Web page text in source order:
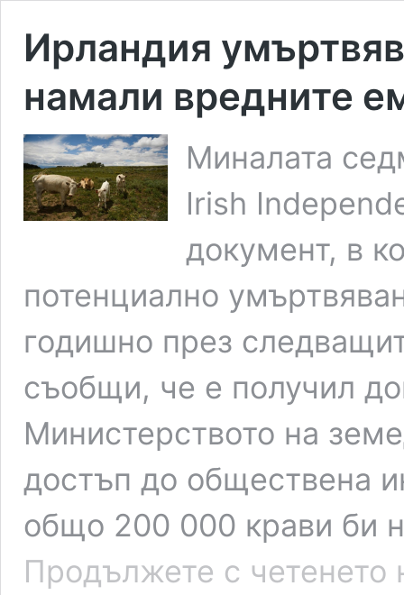
Ирландия
намали вредните
Миналата
Irish
документ, в
потенциално
годишно през
съобщи, че е получил
Министерството на
достъп до обществена
общо 200 000 крави би
Продължете с четенето